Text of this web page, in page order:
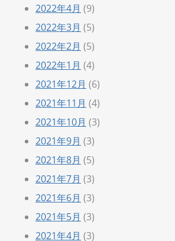
2022年4月 (9)
2022年3月 (5)
2022年2月 (5)
2022年1月 (4)
2021年12月 (6)
2021年11月 (4)
2021年10月 (3)
2021年9月 (3)
2021年8月 (5)
2021年7月 (3)
2021年6月 (3)
2021年5月 (3)
2021年4月 (3)